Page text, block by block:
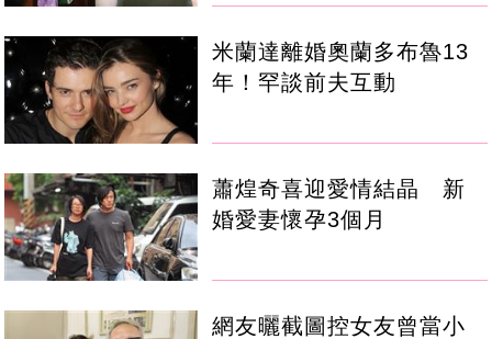
米蘭達離婚奧蘭多布魯13
年！罕談前夫互動
蕭煌奇喜迎愛情結晶 新
婚愛妻懷孕3個月
網友曬截圖控女友曾當小